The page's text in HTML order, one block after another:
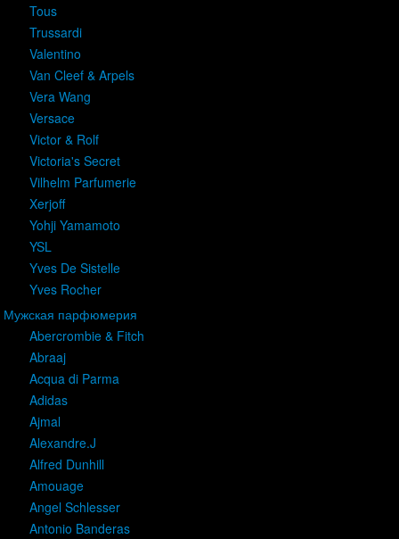
Tous
Trussardi
Valentino
Van Cleef & Arpels
Vera Wang
Versace
Victor & Rolf
Victoria's Secret
Vilhelm Parfumerie
Xerjoff
Yohji Yamamoto
YSL
Yves De Sistelle
Yves Rocher
Мужская парфюмерия
Abercrombie & Fitch
Abraaj
Acqua di Parma
Adidas
Ajmal
Alexandre.J
Alfred Dunhill
Amouage
Angel Schlesser
Antonio Banderas